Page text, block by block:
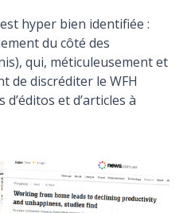
hyper bien identifiée :
du côté des
qui, méticuleusement et
de discréditer le WFH
et d’articles à